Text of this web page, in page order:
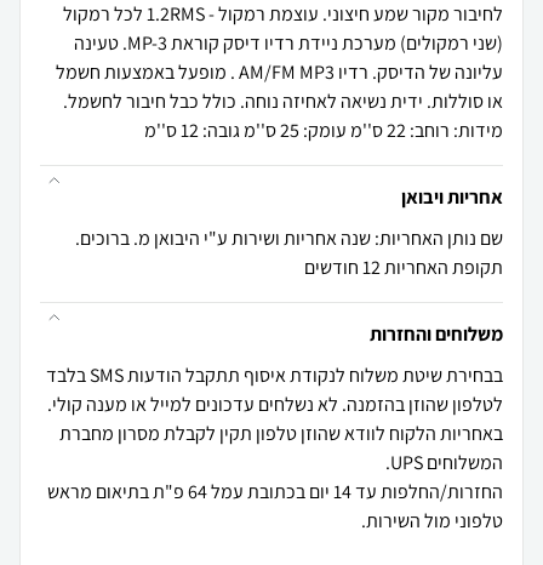
לחיבור מקור שמע חיצוני. עוצמת רמקול - 1.2RMS לכל רמקול
(שני רמקולים) מערכת ניידת רדיו דיסק קוראת MP-3. טעינה
עליונה של הדיסק. רדיו AM/FM MP3 . מופעל באמצעות חשמל
או סוללות. ידית נשיאה לאחיזה נוחה. כולל כבל חיבור לחשמל.
מידות: רוחב: 22 ס''מ עומק: 25 ס''מ גובה: 12 ס''מ
אחריות ויבואן
שם נותן האחריות: שנה אחריות ושירות ע"י היבואן מ. ברוכים.
תקופת האחריות 12 חודשים
משלוחים והחזרות
בבחירת שיטת משלוח לנקודת איסוף תתקבל הודעות SMS בלבד
באחריות הלקוח לוודא שהוזן טלפון תקין לקבלת מסרון מחברת
החזרות/החלפות עד 14 יום בכתובת עמל 64 פ"ת בתיאום מראש
טלפוני מול השירות.